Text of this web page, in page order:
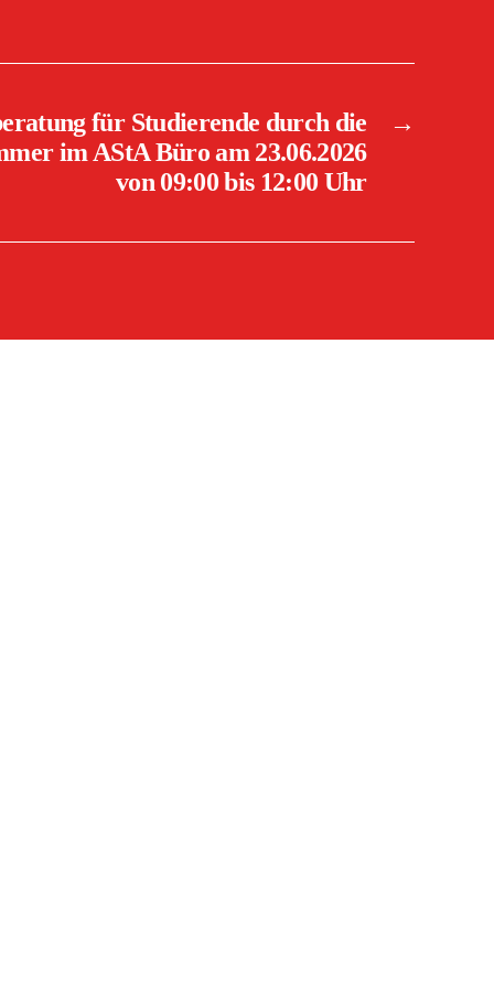
→
für Studierende durch die
im AStA Büro am 23.06.2026
von 09:00 bis 12:00 Uhr